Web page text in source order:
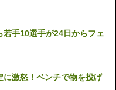
若手10選手が24日からフェ
激怒！ベンチで物を投げ